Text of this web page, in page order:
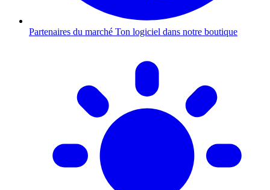
Partenaires du marché Ton logiciel dans notre boutique